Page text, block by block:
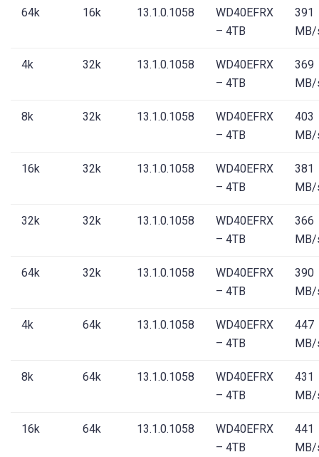
64k 16k 13.1.0.1058
WD40EFRX
– 4TB
391
4k 32k 13.1.0.1058
WD40EFRX
– 4TB
369
8k 32k 13.1.0.1058
WD40EFRX
– 4TB
403
16k 32k 13.1.0.1058
WD40EFRX
– 4TB
381
32k 32k 13.1.0.1058
WD40EFRX
– 4TB
366
64k 32k 13.1.0.1058
WD40EFRX
– 4TB
390
4k 64k 13.1.0.1058
WD40EFRX
– 4TB
447
8k 64k 13.1.0.1058
WD40EFRX
– 4TB
431
16k 64k 13.1.0.1058
WD40EFRX
– 4TB
441